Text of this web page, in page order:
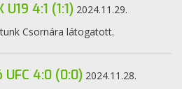
4:1 (1:1) 2024.11.29.
Csornára látogatott.
UFC 4:0 (0:0) 2024.11.28.